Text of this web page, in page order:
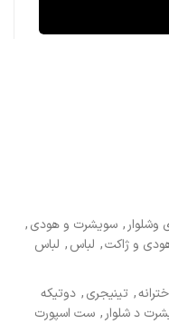
, سویشرت و هودی,
و ژاکت, لباس, لباس
, تینیجری, دوتیکه
د شلوار , ست اسپورت